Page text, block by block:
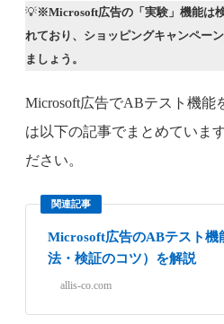
💡※Microsoft広告の「実験」機能は
れており、ショッピングキャンペー
ましょう。
Microsoft広告でABテスト機能
は以下の記事でまとめていま
ださい。
関連記事
Microsoft広告のABテスト機
法・検証のコツ）を解説
allis-co.com